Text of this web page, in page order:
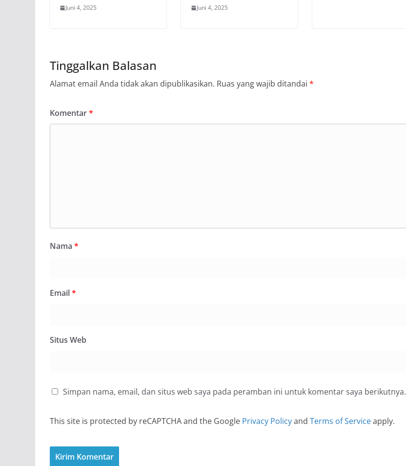
Juni 4, 2025 Juni 4, 2025
Tinggalkan Balasan
Alamat email Anda tidak akan dipublikasikan. Ruas yang wajib ditandai *
Komentar*
Nama *
Email*
Situs Web
Simpan nama, email, dan situs web saya pada peramban ini untuk komentar saya berikutnya.
This site is protected by reCAPTCHA and the Google Privacy Policyand Terms of Serviceapply.